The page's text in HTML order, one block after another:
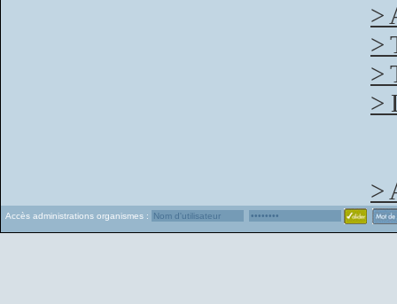
>
>
>
>
>
Accès administrations organismes :